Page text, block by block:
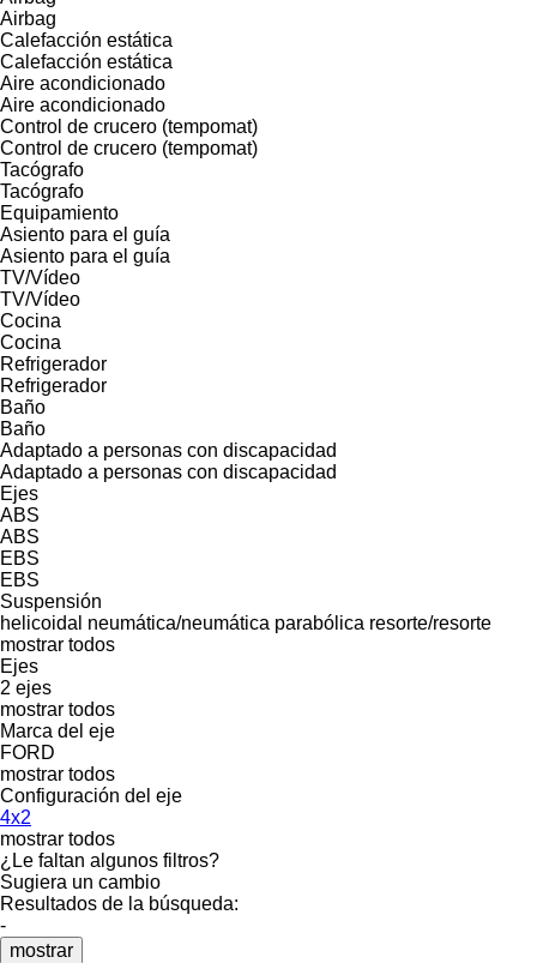
Airbag
Calefacción estática
Calefacción estática
Aire acondicionado
Aire acondicionado
Control de crucero (tempomat)
Control de crucero (tempomat)
Tacógrafo
Tacógrafo
Equipamiento
Asiento para el guía
Asiento para el guía
TV/Vídeo
TV/Vídeo
Cocina
Cocina
Refrigerador
Refrigerador
Baño
Baño
Adaptado a personas con discapacidad
Adaptado a personas con discapacidad
Ejes
ABS
ABS
EBS
EBS
Suspensión
helicoidal neumática/neumática parabólica resorte/resorte
mostrar todos
Ejes
2 ejes
mostrar todos
Marca del eje
FORD
mostrar todos
Configuración del eje
4x2
mostrar todos
¿Le faltan algunos filtros?
Sugiera un cambio
Resultados de la búsqueda:
-
mostrar